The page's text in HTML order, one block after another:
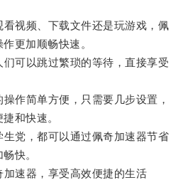
视频、下载文件还是玩游戏，佩
更加顺畅快速。
可以跳过繁琐的等待，直接享受
简单方便，只需要几步设置，
和快速。
党，都可以通过佩奇加速器节省
快。
速器，享受高效便捷的生活